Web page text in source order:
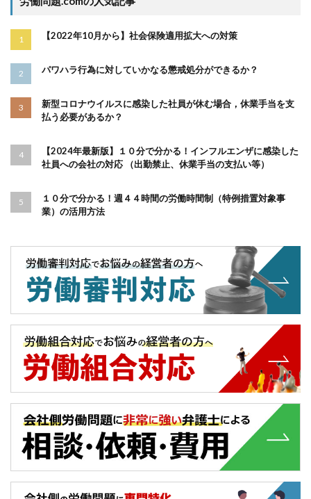
【2022年10月から】社会保険適用拡大への対策
パワハラ行為に対していかなる懲戒処分ができるか？
新型コロナウイルスに感染した社員が休む場合，休業手当を支
払う必要があるか？
【2024年最新版】１０分で分かる！インフルエンザに感染した
社員への会社の対応 （出勤禁止、休業手当の支払い等）
１０分で分かる！週４４時間の労働時間制（特例措置対象事
業）の活用方法